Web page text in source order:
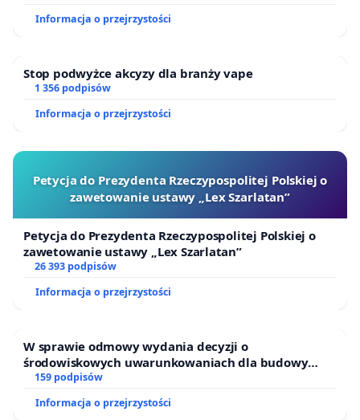
Informacja o przejrzystości
Stop podwyżce akcyzy dla branży vape
1 356 podpisów
Informacja o przejrzystości
Petycja do Prezydenta Rzeczypospolitej Polskiej o
zawetowanie ustawy „Lex Szarlatan”
Petycja do Prezydenta Rzeczypospolitej Polskiej o
zawetowanie ustawy „Lex Szarlatan”
26 393 podpisów
Informacja o przejrzystości
W sprawie odmowy wydania decyzji o
środowiskowych uwarunkowaniach dla budowy
zakładu wytwarzania biometanu „Krynki” w
Ostrowiu Południowym oraz ochrony mieszkańców i
Puszczy Knyszyńskiej
159 podpisów
Informacja o przejrzystości